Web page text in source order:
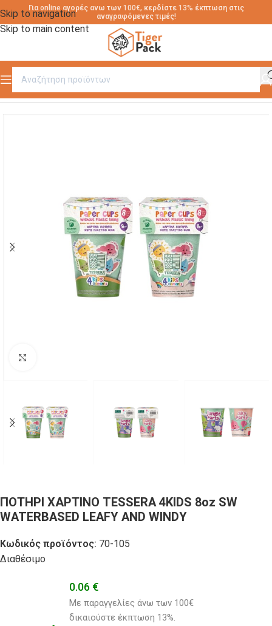
Skip to navigation
Skip to main content
Για online αγορές ανω των 100€, κερδίστε 13% έκπτωση στις
αναγραφόμενες τιμές!
Αρχική σελίδα / ΠΑΙΔΙΚΗ ΣΕΙΡΑ ΑΝΑΛΩΣΙΜΩΝ
ΠΟΤΗΡΙ ΧΑΡΤΙΝΟ TESSERA 4KIDS 8oz SW
WATERBASED LEAFY AND WINDY
Κωδικός προϊόντος: 70-105
Διαθέσιμο
0.06 €
Με παραγγελίες άνω των 100€
δικαιούστε έκπτωση 13%.